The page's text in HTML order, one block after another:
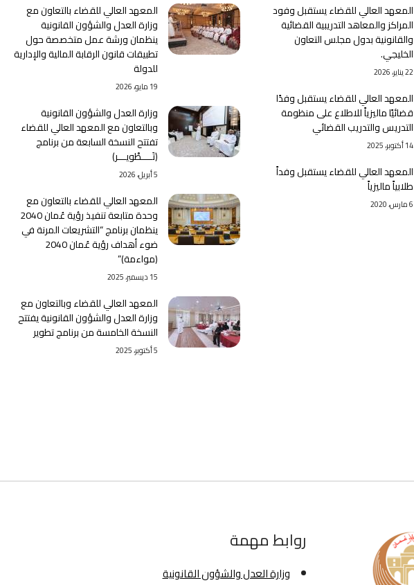
المعهد العالي للقضاء يستقبل وفود
المراكز والمعاهد التدريبية القضائية
والقانونية بدول مجلس التعاون
الخليجي.
22 يناير، 2026
المعهد العالي للقضاء يستقبل وفدًا
قضائيًا ماليزياً للاطلاع على منظومة
التدريس والتدريب القضائي
14 أكتوبر، 2025
المعهد العالي للقضاء يستقبل وفداً
طلابياً ماليزياً
6 مارس، 2020
المعهد العالي للقضاء بالتعاون مع
وزارة العدل والشؤون القانونية
ينظمان ورشة عمل متخصصة حول
تطبيقات قانون الرقابة المالية والإدارية
للدولة
19 مايو، 2026
وزارة العدل والشؤون القانونية
وبالتعاون مع المعهد العالي للقضاء
تفتتح النسخة السابعة من برنامج
﴿تَــــطْويـــر﴾
5 أبريل، 2026
المعهد العالي للقضاء بالتعاون مع
وحدة متابعة تنفيذ رؤية عُمان 2040
ينظمان برنامج “التشريعات المرنة في
ضوء أهداف رؤية عُمان 2040
(مواءمة)”
15 ديسمبر، 2025
المعهد العالي للقضاء وبالتعاون مع
وزارة العدل والشؤون القانونية يفتتح
النسخة الخامسة من برنامج تطوير
5 أكتوبر، 2025
روابط مهمة
وزارة العدل والشؤون القانونية